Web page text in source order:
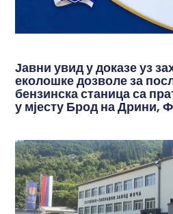
Јавни увид у доказе уз
еколошке дозволе за
бензинска станица са
у мјесту Брод на Дрини,